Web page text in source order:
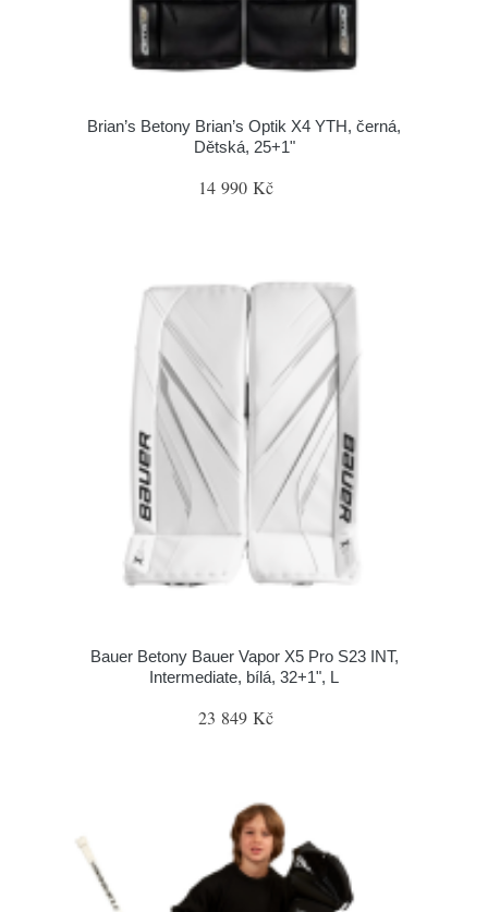
Brian’s Betony Brian’s Optik X4 YTH, černá,
Dětská, 25+1"
14 990 Kč
Bauer Betony Bauer Vapor X5 Pro S23 INT,
Intermediate, bílá, 32+1", L
23 849 Kč